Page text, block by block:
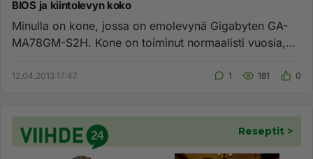
BIOS ja kiintolevyn koko
Minulla on kone, jossa on emolevynä Gigabyten GA-
MA78GM-S2H. Kone on toiminut normaalisti vuosia,
12.04.2013 17:47 1 181 0